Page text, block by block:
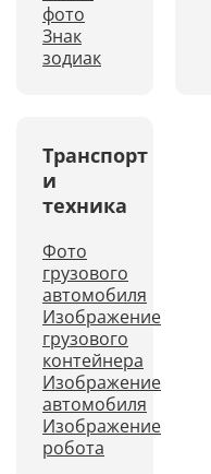
фото
Знак
зодиак
Транспорт
и
техника
Фото
грузового
автомобиля
Изображение
грузового
контейнера
Изображение
автомобиля
Изображение
робота